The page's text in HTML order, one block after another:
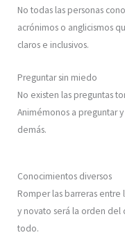
No todas las personas
acrónimos o anglicismos
claros e inclusivos.
Preguntar sin miedo
No existen las preguntas
Animémonos a preguntar
demás.
Conocimientos diversos
Romper las barreras
y novato será la orden del
todo.